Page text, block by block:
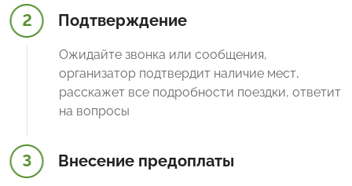
2 Подтверждение
Ожидайте звонка или сообщения,
организатор подтвердит наличие мест,
расскажет все подробности поездки, ответит
на вопросы
3 Внесение предоплаты